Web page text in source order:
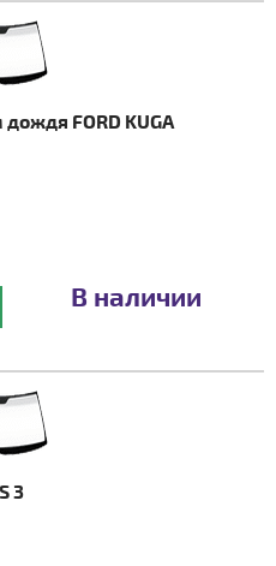
FORD KUGA
В наличии
3